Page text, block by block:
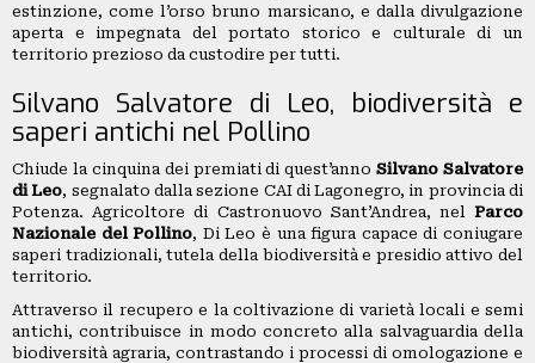
estinzione, come l’orso bruno marsicano, e dalla divulgazione
aperta e impegnata del portato storico e culturale di un
territorio prezioso da custodire per tutti.
Silvano Salvatore di Leo, biodiversità e
saperi antichi nel Pollino
Chiude la cinquina dei premiati di quest’annoSilvano Salvatore
di Leo, segnalato dalla sezione CAI di Lagonegro, in provincia di
Potenza. Agricoltore di Castronuovo Sant’Andrea, nel Parco
Nazionale del Pollino, Di Leo è una figura capace di coniugare
saperi tradizionali, tutela della biodiversità e presidio attivo del
territorio.
Attraverso il recupero e la coltivazione di varietà locali e semi
antichi, contribuisce in modo concreto alla salvaguardia della
biodiversità agraria, contrastando i processi di omologazione e